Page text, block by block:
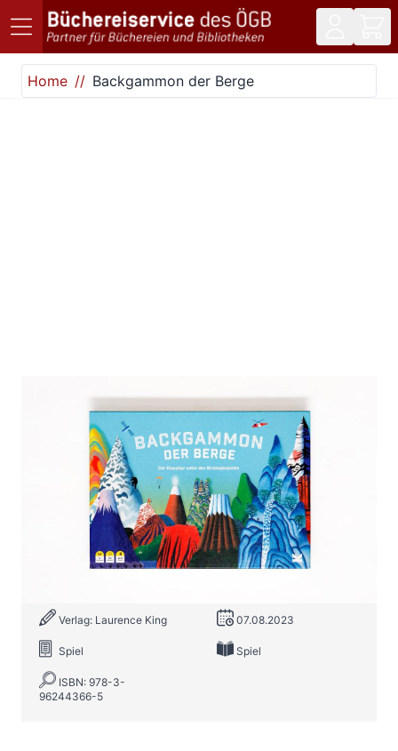
Direkt zum Inhalt
Home
Backgammon der Berge
Backgammon der Berge
Zur Wunschliste hinzufügen
Der Klassiker unter den Strategiespielen
Lily Dyu
Verlag: Laurence King 07.08.2023
Spiel Spiel
ISBN: 978-3-
96244366-5